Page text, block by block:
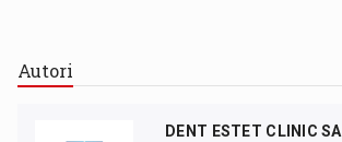
Autori
DENT ESTET CLINIC SA